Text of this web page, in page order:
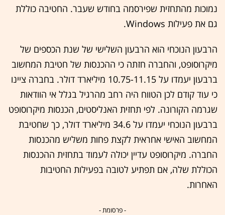
נמוכות מהתחזית שפירסמה בחודש שעבר. החטיבה כוללת
גם את פעילות Windows.
הרבעון הנוכחי הוא הרבעון השלישי של שנת הכספים של
מיקרוסופט, והחברה חזתה כי ההכנסות של חטיבת המחשוב
ברבעון יעמדו על 10.75-11.15 מיליארד דולר. בחברה ציינו
כי עוד קודם לכן הטווח היה רחב מהרגיל בגלל אי הוודאות
שגרמה הקורונה. לפי תחזית האנליסטים, הכנסות מיקרוסופט
ברבעון הנוכחי יעמדו על 34.6 מיליארד דולר, כך שחטיבת
המחשוב האישי אחראית לקצת פחות משליש מהכנסות
החברה. מיקרוסופט עדיין יכולה לעמוד בתחזית ההכנסות
הכוללת שלה, אם תפתיע לטובה בפעילות החטיבות
האחרות.
- פרסומת -